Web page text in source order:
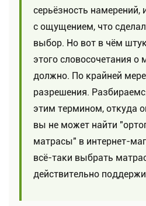
серьёзность
с ощущением, что
выбор. Но вот в чём
этого словосочетания о
должно. По крайней
разрешения.
этим термином, откуда
вы не может найти
матрасы" в интернет-
всё-таки выбрать
действительно